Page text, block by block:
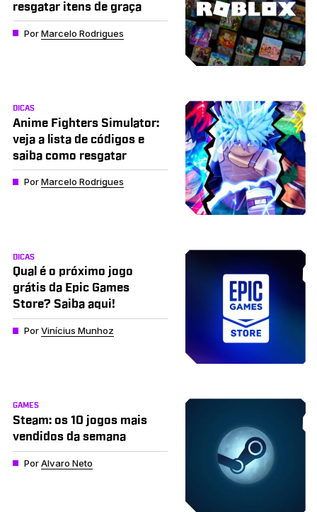
resgatar itens de graça
PorMarcelo Rodrigues
DICAS
Anime Fighters Simulator:
veja a lista de códigos e
saiba como resgatar
PorMarcelo Rodrigues
DICAS
Qual é o próximo jogo
grátis da Epic Games
Store? Saiba aqui!
PorVinícius Munhoz
GAMES
Steam: os 10 jogos mais
vendidos da semana
PorAlvaro Neto